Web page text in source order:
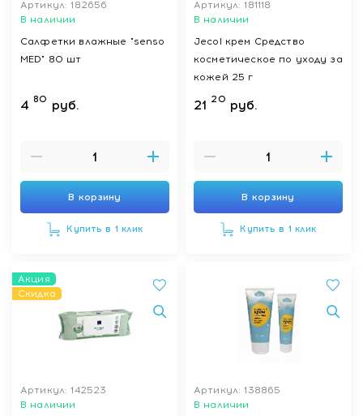
Артикул: 182656
В наличии
Салфетки влажные "senso
MED" 80 шт
4 80 руб.
В корзину
Купить в 1 клик
Артикул: 181118
В наличии
Jecol крем Средство
косметическое по уходу за
кожей 25 г
21 20 руб.
В корзину
Купить в 1 клик
Акция
Скидка
Артикул: 142523
В наличии
Артикул: 138865
В наличии